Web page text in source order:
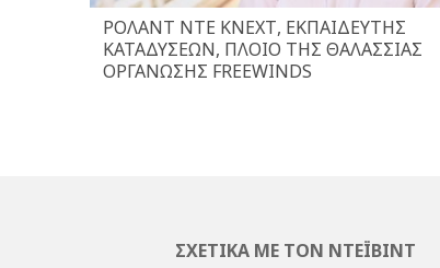
ΡΌΛΑΝΤ ΝΤΕ ΚΝΕΧΤ, ΕΚΠΑΙΔΕΥΤΉΣ
ΚΑΤΑΔΎΣΕΩΝ, ΠΛΟΊΟ ΤΗΣ ΘΑΛΆΣΣΙΑΣ
ΟΡΓΆΝΩΣΗΣ FREEWINDS
ΣΧΕΤΙΚΆ ΜΕ ΤΟΝ ΝΤΈΙΒΙΝΤ